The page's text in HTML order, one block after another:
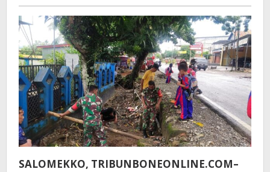
Bakti
SALOMEKKO, TRIBUNBONEONLINE.COM–